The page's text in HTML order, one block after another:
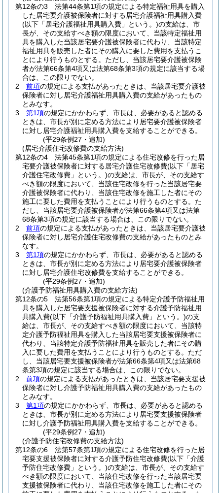
第12条の3
法第44条第1項の規定による特定福祉用具を購入
した居宅要介護被保険者に対する居宅介護福祉用具購入費
(以下「居宅介護福祉用具購入費」という。)の支給は、市
長が、その支給すべき額の限度において、当該特定福祉用
具を購入した当該居宅要介護被保険者に代わり、当該特定
福祉用具を販売した者にその購入に要した費用を支払うこ
とにより行うものとする。 ただし、当該居宅要介護被保険
者が法第66条第4項又は法第68条第3項の規定に該当する場
合は、この限りでない。
2
前項の規定による支払があったときは、当該居宅要介護被
保険者に対し居宅介護福祉用具購入費の支給があったもの
とみなす。
3
第1項の規定にかかわらず、市長は、必要があると認める
ときは、市長が別に定める方法により居宅要介護被保険者
に対し居宅介護福祉用具購入費を支給することができる。
(平29条例27・追加)
(居宅介護住宅改修費の支給方法)
第12条の4
法第45条第1項の規定による住宅改修を行った居
宅要介護被保険者に対する居宅介護住宅改修費(以下「居宅
介護住宅改修費」という。)の支給は、市長が、その支給す
べき額の限度において、当該住宅改修を行った当該居宅要
介護被保険者に代わり、当該住宅改修を施工した者にその
施工に要した費用を支払うことにより行うものとする。 た
だし、当該居宅要介護被保険者が法第66条第4項又は法第
68条第3項の規定に該当する場合は、この限りでない。
2
前項の規定による支払があったときは、当該居宅要介護被
保険者に対し居宅介護住宅改修費の支給があったものとみ
なす。
3
第1項の規定にかかわらず、市長は、必要があると認める
ときは、市長が別に定める方法により居宅要介護被保険者
に対し居宅介護住宅改修費を支給することができる。
(平29条例27・追加)
(介護予防福祉用具購入費の支給方法)
第12条の5
法第56条第1項の規定による特定介護予防福祉用
具を購入した居宅要支援被保険者に対する介護予防福祉用
具購入費(以下「介護予防福祉用具購入費」という。)の支
給は、市長が、その支給すべき額の限度において、当該特
定介護予防福祉用具を購入した当該居宅要支援被保険者に
代わり、当該特定介護予防福祉用具を販売した者にその購
入に要した費用を支払うことにより行うものとする。 ただ
し、当該居宅要支援被保険者が法第66条第4項又は法第68
条第3項の規定に該当する場合は、この限りでない。
2
前項の規定による支払があったときは、当該居宅要支援被
保険者に対し介護予防福祉用具購入費の支給があったもの
とみなす。
3
第1項の規定にかかわらず、市長は、必要があると認める
ときは、市長が別に定める方法により居宅要支援被保険者
に対し介護予防福祉用具購入費を支給することができる。
(平29条例27・追加)
(介護予防住宅改修費の支給方法)
第12条の6
法第57条第1項の規定による住宅改修を行った居
宅要支援被保険者に対する介護予防住宅改修費(以下「介護
予防住宅改修費」という。)の支給は、市長が、その支給す
べき額の限度において、当該住宅改修を行った当該居宅要
支援被保険者に代わり、当該住宅改修を施工した者にその